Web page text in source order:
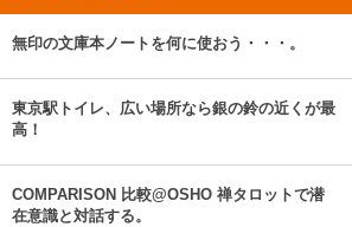
無印の文庫本ノートを何に使おう・・・。
東京駅トイレ、広い場所なら銀の鈴の近くが最
高！
COMPARISON 比較@OSHO 禅タロットで潜
在意識と対話する。